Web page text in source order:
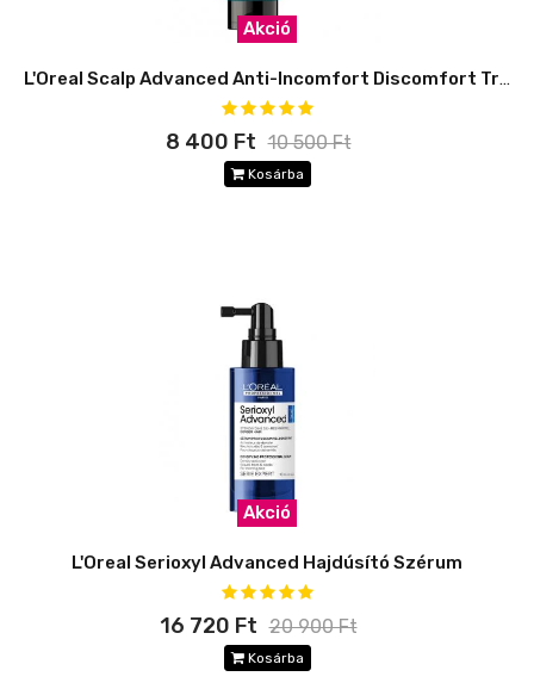
Akció
L'Oreal Scalp Advanced Anti-Incomfort Discomfort Traitment
8 400 Ft 10 500 Ft
Kosárba
Akció
L'Oreal Serioxyl Advanced Hajdúsító Szérum
16 720 Ft 20 900 Ft
Kosárba